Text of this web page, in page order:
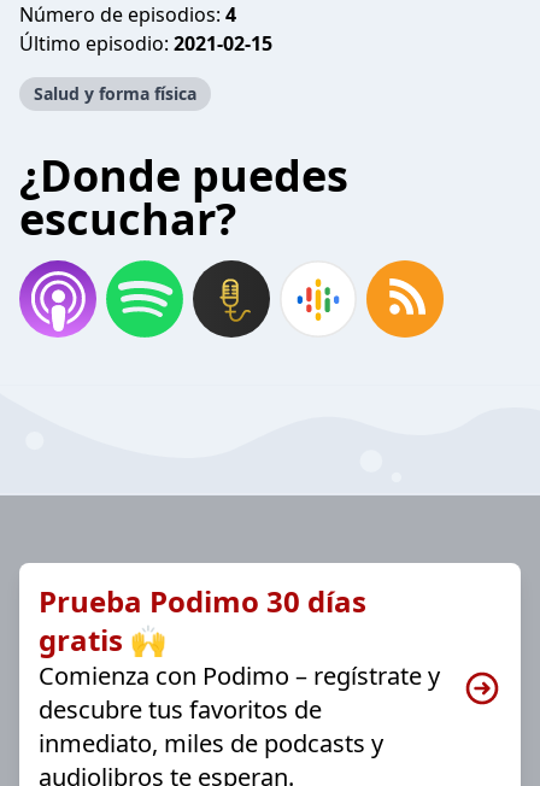
Número de episodios: 4
Último episodio: 2021-02-15
Salud y forma física
¿Donde puedes
escuchar?
Prueba Podimo 30 días
gratis 🙌
Comienza con Podimo – regístrate y
descubre tus favoritos de
inmediato, miles de podcasts y
audiolibros te esperan.